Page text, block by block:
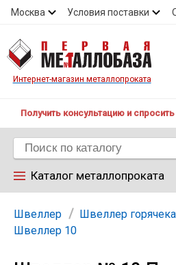
Москва Условия поставки
Контакты
Интернет-магазин металлопроката
Получить консультацию и
Каталог металлопроката
Арматура
Швеллер
Швеллер
Швеллер 10